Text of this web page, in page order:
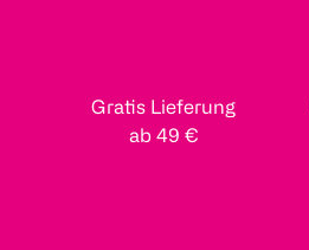
Gratis Lieferung
ab 49 €